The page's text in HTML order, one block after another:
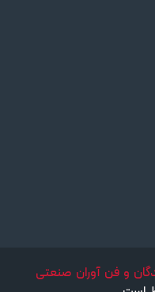
و فن آوران صنعتی